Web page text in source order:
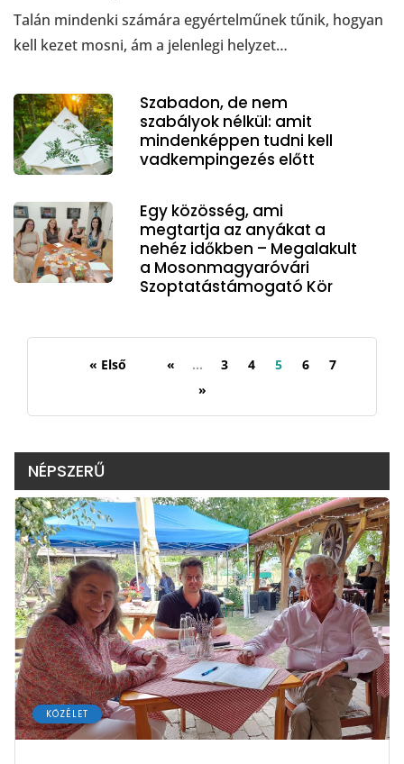
Talán mindenki számára egyértelműnek tűnik, hogyan
kell kezet mosni, ám a jelenlegi helyzet…
Szabadon, de nem
szabályok nélkül: amit
mindenképpen tudni kell
vadkempingezés előtt
Egy közösség, ami
megtartja az anyákat a
nehéz időkben – Megalakult
a Mosonmagyaróvári
Szoptatástámogató Kör
« Első « ... 3 4 5 6
7
»
NÉPSZERŰ
KÖZÉLET